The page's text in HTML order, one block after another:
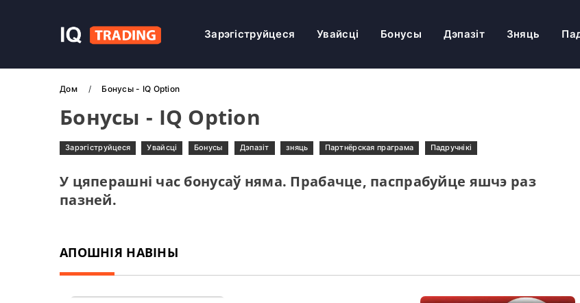
Зарэгіструйцеся Увайсці Бонусы Дэпазіт Зняць
Дом Бонусы - IQ Option
Бонусы - IQ Option
Зарэгіструйцеся Увайсці Бонусы Дэпазіт зняць Партнёрская праграма Падручнікі
У цяперашні час бонусаў няма. Прабачце, паспрабуйце яшчэ раз
пазней.
АПОШНІЯ НАВІНЫ